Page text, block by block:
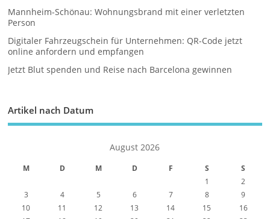
Mannheim-Schönau: Wohnungsbrand mit einer verletzten
Person
Digitaler Fahrzeugschein für Unternehmen: QR-Code jetzt
online anfordern und empfangen
Jetzt Blut spenden und Reise nach Barcelona gewinnen
Artikel nach Datum
August 2026
M D M D F S
S
1
2
3
4 5 6 7 8
9
10
11 12 13 14 15
16